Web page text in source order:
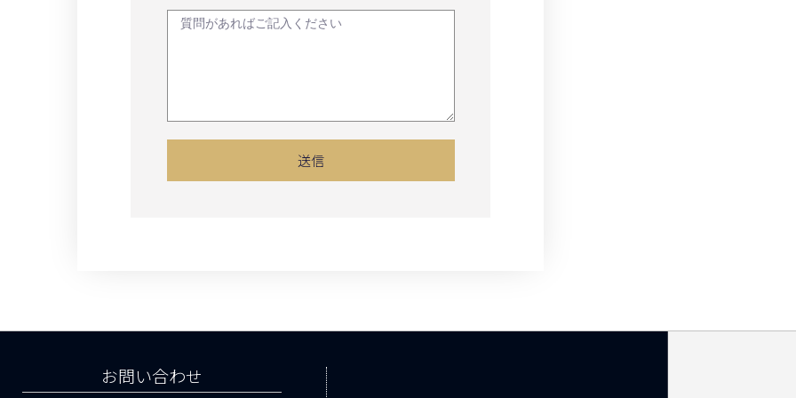
送信
お問い合わせ